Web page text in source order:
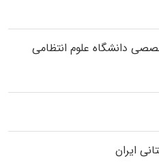
داﻧﺸﮕﺎه ﻋﻠﻮم انتظامی
ایران